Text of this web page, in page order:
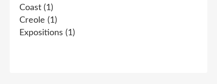
Coast (1)
Creole (1)
Expositions (1)